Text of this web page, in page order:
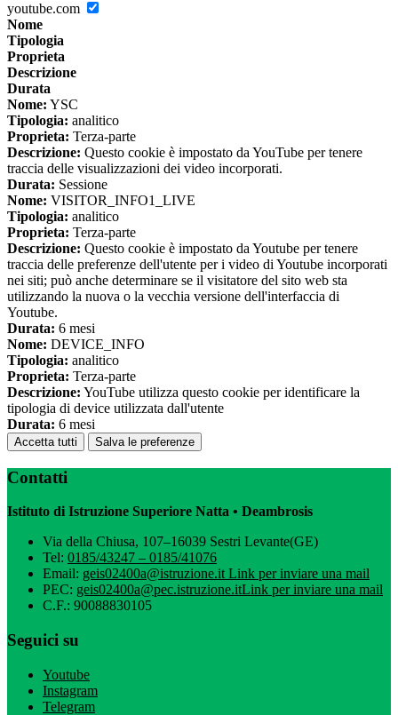
youtube.com
Nome
Tipologia
Proprieta
Descrizione
Durata
Nome: YSC
Tipologia: analitico
Proprieta: Terza-parte
Descrizione: Questo cookie è impostato da YouTube per tenere
traccia delle visualizzazioni dei video incorporati.
Durata: Sessione
Nome: VISITOR_INFO1_LIVE
Tipologia: analitico
Proprieta: Terza-parte
Descrizione: Questo cookie è impostato da Youtube per tenere
traccia delle preferenze dell'utente per i video di Youtube incorporati
nei siti; può anche determinare se il visitatore del sito web sta
utilizzando la nuova o la vecchia versione dell'interfaccia di
Youtube.
Durata: 6 mesi
Nome: DEVICE_INFO
Tipologia: analitico
Proprieta: Terza-parte
Descrizione: YouTube utilizza questo cookie per identificare la
tipologia di device utilizzata dall'utente
Durata: 6 mesi
Accetta tutti Salva le preferenze
Contatti
Istituto di Istruzione Superiore Natta • Deambrosis
Via della Chiusa, 107–16039 Sestri Levante(GE)
Tel: 0185/43247 – 0185/41076
Email: geis02400a@istruzione.itLink per inviare una mail
PEC: geis02400a@pec.istruzione.itLink per inviare una mail
C.F.: 90088830105
Seguici su
Youtube
Instagram
Telegram